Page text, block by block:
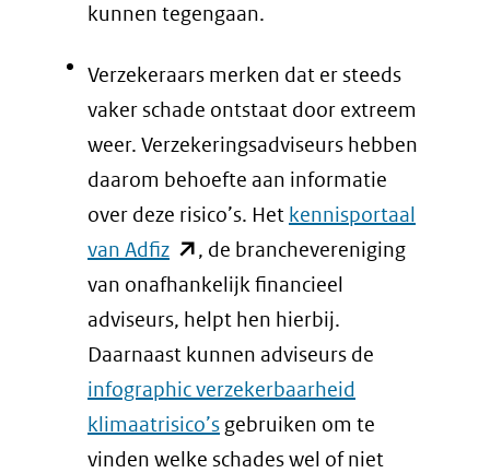
kunnen tegengaan.
Verzekeraars merken dat er steeds
vaker schade ontstaat door extreem
weer. Verzekeringsadviseurs hebben
daarom behoefte aan informatie
over deze risico’s. Het kennisportaal
van Adfiz(opent
in
nieuw
venster)
(verwijst
naar
een
, de branchevereniging
van onafhankelijk financieel
adviseurs, helpt hen hierbij.
Daarnaast kunnen adviseurs de
infographic verzekerbaarheid
klimaatrisico’s gebruiken om te
vinden welke schades wel of niet